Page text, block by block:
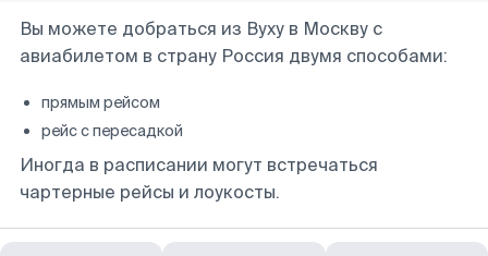
Вы можете добраться из Вуху в Москву с
авиабилетом в страну Россия двумя способами:
прямым рейсом
рейс с пересадкой
Иногда в расписании могут встречаться
чартерные рейсы и лоукосты.